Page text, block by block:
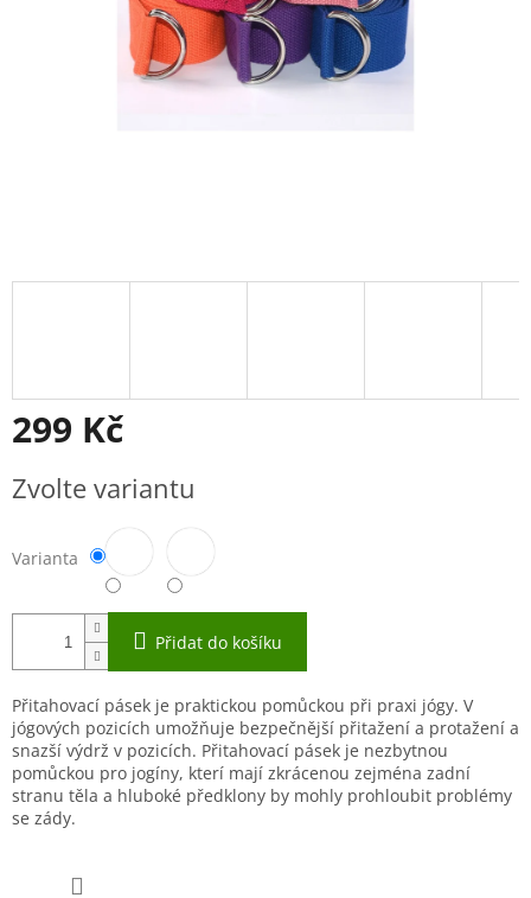
299 Kč
cena:
Zvolte variantu
Varianta
Přidat do košíku
Přitahovací pásek je praktickou pomůckou při praxi jógy. V
jógových pozicích umožňuje bezpečnější přitažení a protažení a
snazší výdrž v pozicích. Přitahovací pásek je nezbytnou
pomůckou pro jogíny, kterí mají zkrácenou zejména zadní
stranu těla a hluboké předklony by mohly prohloubit problémy
se zády.